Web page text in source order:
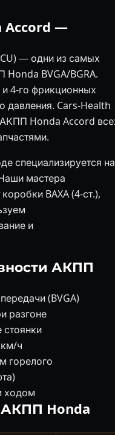
Accord —
— одни из самых
BVGA/BGRA.
4-го фрикционных
давления. Cars-Health
Honda Accord
специализируется на
мастера
BAXA (4-ст.),
и
АКПП
(BVGA)
разгоне
ч
горелого
ходом
Honda